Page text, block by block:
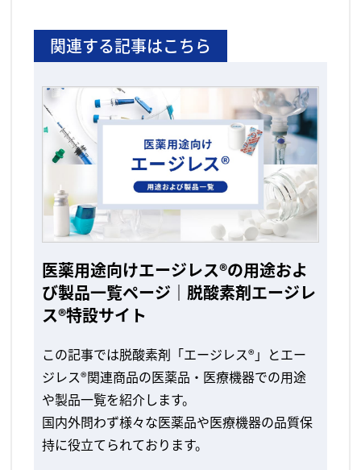
関連する記事はこちら
医薬用途向けエージレス®の用途およ
び製品一覧ページ｜脱酸素剤エージレ
ス®特設サイト
この記事では脱酸素剤「エージレス®」とエー
ジレス®関連商品の医薬品・医療機器での用途
や製品一覧を紹介します。
国内外問わず様々な医薬品や医療機器の品質保
持に役立てられております。